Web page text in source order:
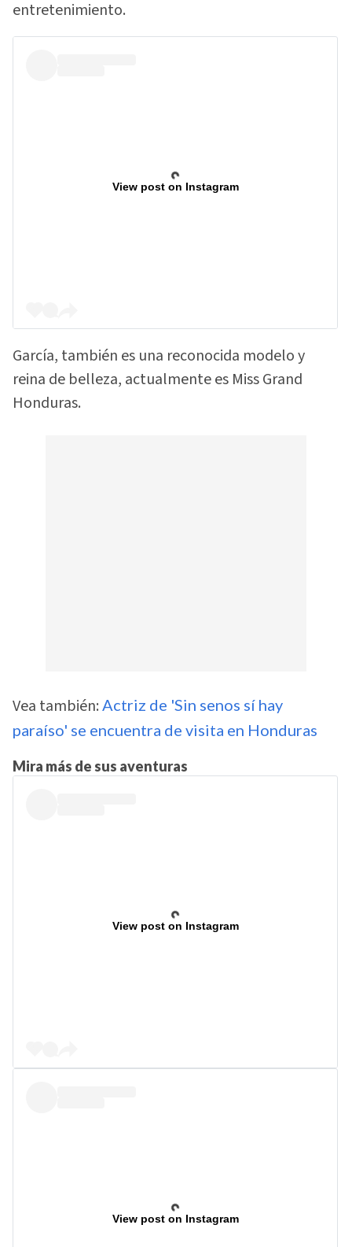
entretenimiento.
View post on Instagram
García, también es una reconocida modelo y
reina de belleza, actualmente es Miss Grand
Honduras.
Vea también: Actriz de 'Sin senos sí hay
paraíso' se encuentra de visita en Honduras
Mira más de sus aventuras
View post on Instagram
View post on Instagram